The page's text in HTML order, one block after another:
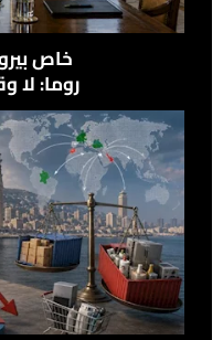
خاص
روما: لا